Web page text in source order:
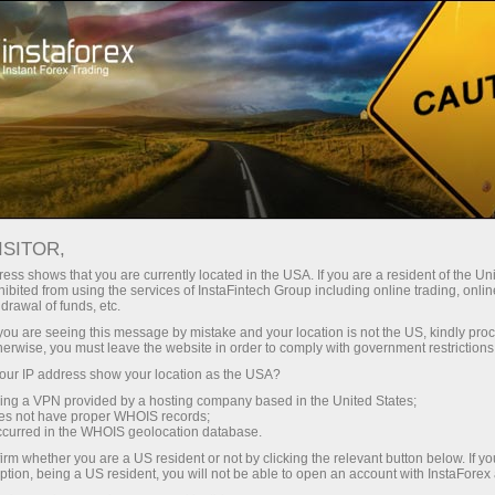
InstaForex के साथ आपको वास्तविक
लीवरेज, मार्केट में बेहतरीन स्प्रेड्स और
कमीशन, और स्टॉक्स व इंडेक्स ट्रेडिंग के लिए
फायदेमंद शर्तें।
छोटे
हर डिपॉजिट पर
30% बोनस
ट्रेडिंग में
और हाईवे पर गति
shows that you are currently located in the USA. If you are a resident of the
from using the services of InstaFintech Group including online trading,
of funds, etc.
are seeing this message by mistake and your location is not the US, kindly
you must leave the website in order to comply with government
IP address show your location as the USA?
a VPN provided by a hosting company based in the United States;
not have proper WHOIS records;
in the WHOIS geolocation database.
whether you are a US resident or not by clicking the relevant button below. If
being a US resident, you will not be able to open an account with InstaForex